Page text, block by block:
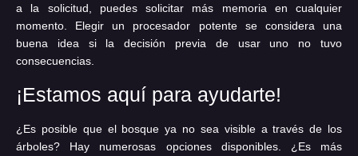
a la solicitud, puedes solicitar más memoria en cualquier
momento. Elegir un procesador potente se considera una
buena idea si la decisión previa de usar uno no tuvo
consecuencias.
¡Estamos aquí para ayudarte!
¿Es posible que el bosque ya no sea visible a través de los
árboles? Hay numerosas opciones disponibles. ¿Es más